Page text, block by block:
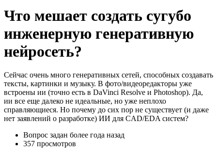
Что мешает создать сугубо
инженерную генеративную
нейросеть?
Сейчас очень много генеративных сетей, способных создавать
тексты, картинки и музыку. В фото/видеоредакторы уже
встроены ии (точно есть в DaVinci Resolve и Photoshop). Да,
ии все еще далеко не идеальные, но уже неплохо
справляющиеся. Но почему до сих пор не существует (и даже
нет заявлений о разработке) ИИ для CAD/EDA систем?
Вопрос задан более года назад
357 просмотров